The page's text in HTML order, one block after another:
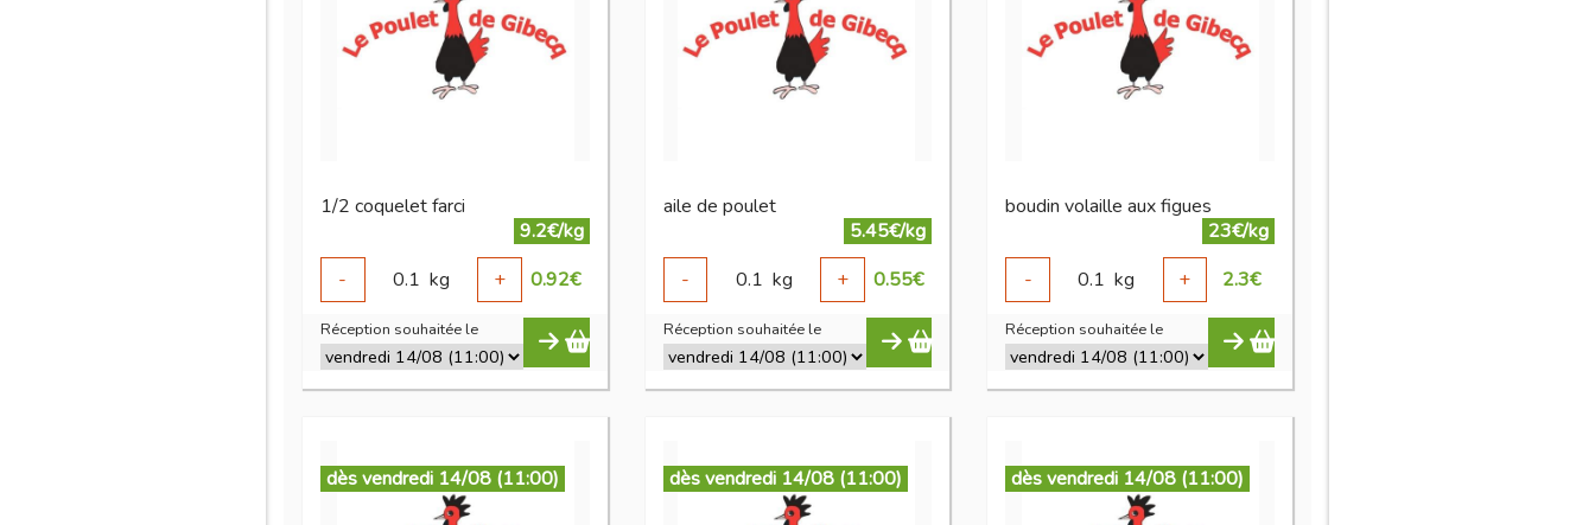
1/2 coquelet farci
9.2€/kg
-
0.1 kg + 0.92€
Réception souhaitée le
aile de poulet
5.45€/kg
-
0.1 kg + 0.55€
Réception souhaitée le
boudin volaille aux figues
23€/kg
-
0.1 kg + 2.3€
Réception souhaitée le
dès vendredi 14/08 (11:00) dès vendredi 14/08 (11:00) dès vendredi 14/08 (11:00)